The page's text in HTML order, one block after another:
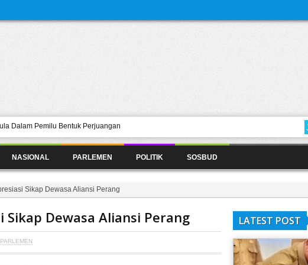
Dalam Pemilu Bentuk Perjuangan
Tebing Raya
atas Sinergi dan Dukungan
NASIONAL PARLEMEN POLITIK SOSBUD
Sikap Dewasa Aliansi Perang
Sikap Dewasa Aliansi Perang
PARLEMEN
LATEST POST